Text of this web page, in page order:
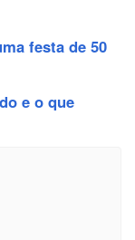
festa de 50
e o que